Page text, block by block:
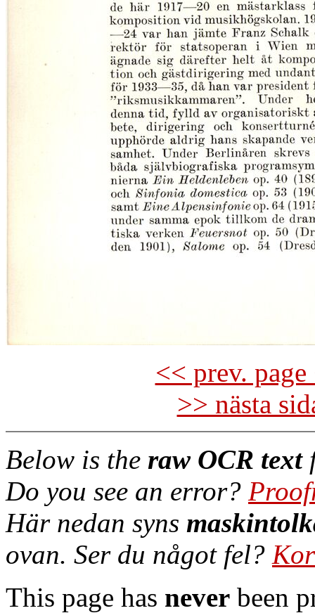
<< prev.
>> nästa
Below is the raw OCR text
Do you see an error?
Här nedan syns
ovan. Ser du något fel?
This page has never been